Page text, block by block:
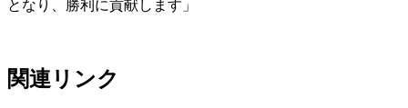
となり、勝利に貢献します」
関連リンク